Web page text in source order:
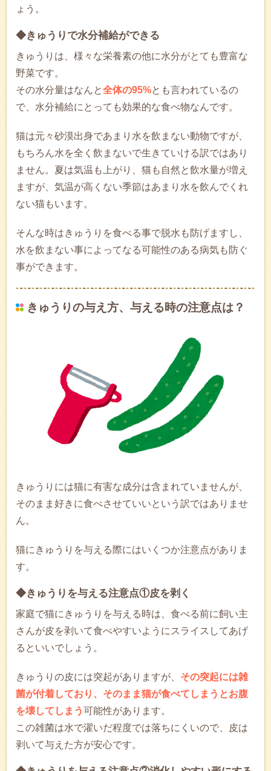
ょう。
◆きゅうりで水分補給ができる
きゅうりは、様々な栄養素の他に水分がとても豊富な
野菜です。
その水分量はなんと全体の95%とも言われているの
で、水分補給にとっても効果的な食べ物なんです。
猫は元々砂漠出身であまり水を飲まない動物ですが、
もちろん水を全く飲まないで生きていける訳ではあり
ません。夏は気温も上がり、猫も自然と飲水量が増え
ますが、気温が高くない季節はあまり水を飲んでくれ
ない猫もいます。
そんな時はきゅうりを食べる事で脱水も防げますし、
水を飲まない事によってなる可能性のある病気も防ぐ
事ができます。
きゅうりの与え方、与える時の注意点は？
きゅうりには猫に有害な成分は含まれていませんが、
そのまま好きに食べさせていいという訳ではありませ
ん。
猫にきゅうりを与える際にはいくつか注意点がありま
す。
◆きゅうりを与える注意点①皮を剥く
家庭で猫にきゅうりを与える時は、食べる前に飼い主
さんが皮を剥いて食べやすいようにスライスしてあげ
るといいでしょう。
きゅうりの皮には突起がありますが、 その突起には雑
菌が付着しており、そのまま猫が食べてしまうとお腹
を壊してしまう可能性があります。
この雑菌は水で濯いだ程度では落ちにくいので、皮は
剥いて与えた方が安心です。